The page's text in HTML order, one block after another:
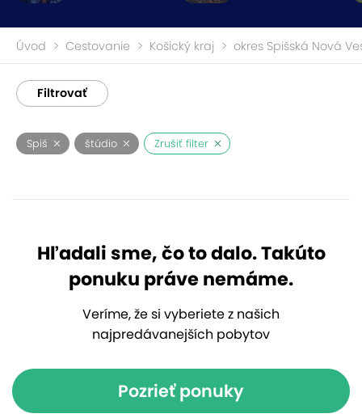
Úvod Cestovanie Košický kraj okres Spišská Nová
Filtrovať
Spiš štúdio Zrušiť filter
Hľadali sme, čo to dalo. Takúto
ponuku práve nemáme.
Veríme, že si vyberiete z našich
najpredávanejších pobytov
Pozrieť ponuky